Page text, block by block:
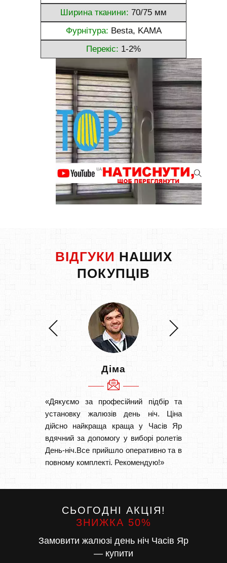
Ширина тканини: 70/75 мм
Фурнітура: Besta, KAMA
Перекіс: 1-2%
ВІДГУКИ НАШИХ
ПОКУПЦІВ
Діма
«Дякуємо за професійний підбір та
установку жалюзів день ніч. Ціна
дійсно найкраща краща у Часів Яр
вдячний за допомогу у виборі ролетів
День-ніч.Все прийшло оперативно та в
повному комплекті. Рекомендую!»
СЬОГОДНІ АКЦІЯ!
ЗНИЖКА 50%
Замовити жалюзі день ніч Часів Яр
— купити